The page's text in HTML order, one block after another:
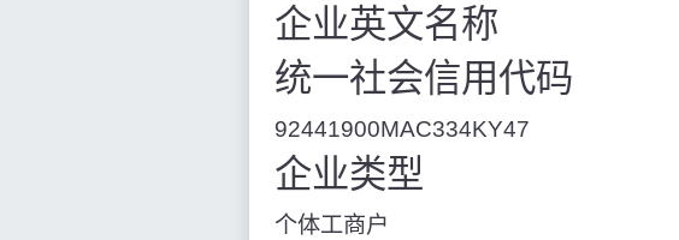
企业英文名称
统一社会信用代码
92441900MAC334KY47
企业类型
个体工商户